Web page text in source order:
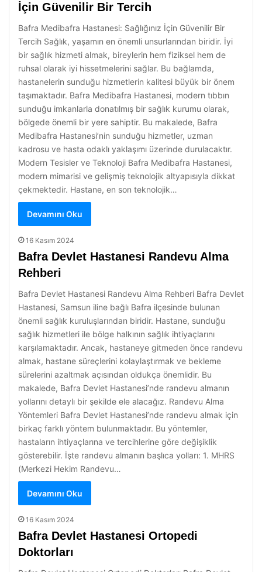
İçin Güvenilir Bir Tercih
Bafra Medibafra Hastanesi: Sağlığınız İçin Güvenilir Bir
Tercih Sağlık, yaşamın en önemli unsurlarından biridir. İyi
bir sağlık hizmeti almak, bireylerin hem fiziksel hem de
ruhsal olarak iyi hissetmelerini sağlar. Bu bağlamda,
hastanelerin sunduğu hizmetlerin kalitesi büyük bir önem
taşımaktadır. Bafra Medibafra Hastanesi, modern tıbbın
sunduğu imkanlarla donatılmış bir sağlık kurumu olarak,
bölgede önemli bir yere sahiptir. Bu makalede, Bafra
Medibafra Hastanesi’nin sunduğu hizmetler, uzman
kadrosu ve hasta odaklı yaklaşımı üzerinde durulacaktır.
Modern Tesisler ve Teknoloji Bafra Medibafra Hastanesi,
modern mimarisi ve gelişmiş teknolojik altyapısıyla dikkat
çekmektedir. Hastane, en son teknolojik…
Devamını Oku
16 Kasım 2024
Bafra Devlet Hastanesi Randevu Alma
Rehberi
Bafra Devlet Hastanesi Randevu Alma Rehberi Bafra Devlet
Hastanesi, Samsun iline bağlı Bafra ilçesinde bulunan
önemli sağlık kuruluşlarından biridir. Hastane, sunduğu
sağlık hizmetleri ile bölge halkının sağlık ihtiyaçlarını
karşılamaktadır. Ancak, hastaneye gitmeden önce randevu
almak, hastane süreçlerini kolaylaştırmak ve bekleme
sürelerini azaltmak açısından oldukça önemlidir. Bu
makalede, Bafra Devlet Hastanesi’nde randevu almanın
yollarını detaylı bir şekilde ele alacağız. Randevu Alma
Yöntemleri Bafra Devlet Hastanesi’nde randevu almak için
birkaç farklı yöntem bulunmaktadır. Bu yöntemler,
hastaların ihtiyaçlarına ve tercihlerine göre değişiklik
gösterebilir. İşte randevu almanın başlıca yolları: 1. MHRS
(Merkezi Hekim Randevu…
Devamını Oku
16 Kasım 2024
Bafra Devlet Hastanesi Ortopedi
Doktorları